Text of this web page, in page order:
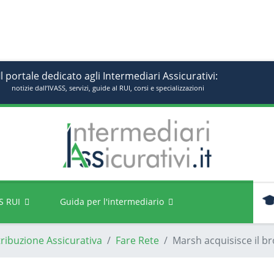
portale dedicato agli Intermediari Assicurativi:
notizie dall’IVASS, servizi, guide al RUI, corsi e specializzazioni
RUI Guida per l'intermediario
Assicurativa Fare Rete Marsh acquisisce il